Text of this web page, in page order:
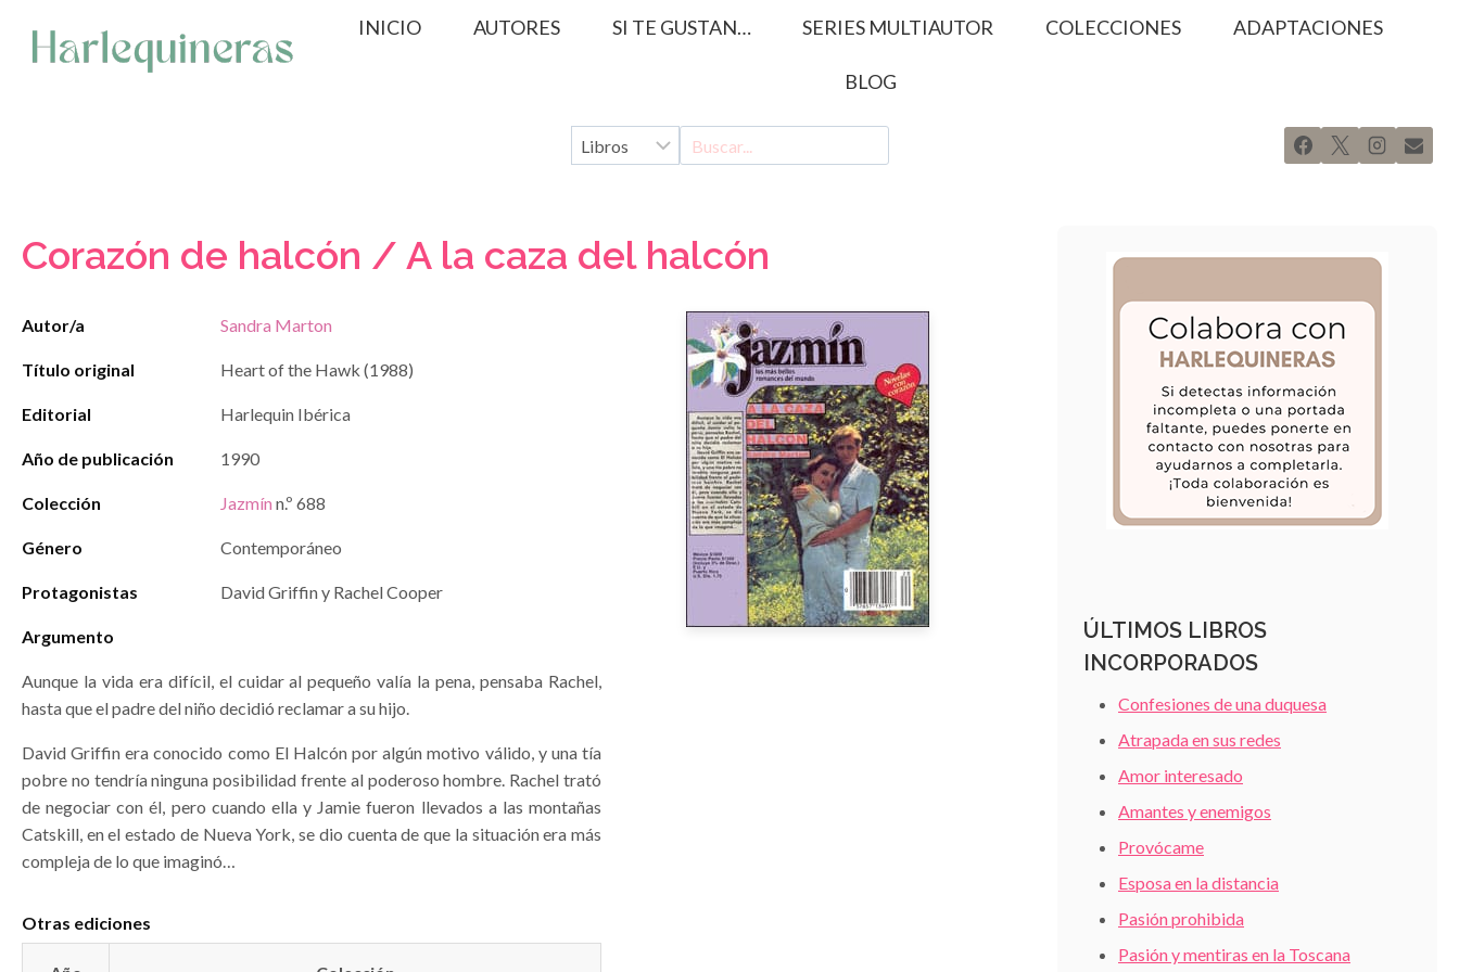
contenido
INICIO AUTORES SI TE GUSTAN… SERIES MULTIAUTOR COLECCIONES ADAPTACIONES
BLOG
Corazón de halcón / A la caza del halcón
Autor/a Sandra Marton
Título original Heart of the Hawk (1988)
Editorial Harlequin Ibérica
Año de publicación 1990
Colección Jazmín n.º 688
Género Contemporáneo
Protagonistas David Griffin y Rachel Cooper
Argumento
Aunque la vida era difícil, el cuidar al pequeño valía la pena, pensaba Rachel,
hasta que el padre del niño decidió reclamar a su hijo.
David Griffin era conocido como El Halcón por algún motivo válido, y una tía
pobre no tendría ninguna posibilidad frente al poderoso hombre. Rachel trató
de negociar con él, pero cuando ella y Jamie fueron llevados a las montañas
Catskill, en el estado de Nueva York, se dio cuenta de que la situación era más
compleja de lo que imaginó…
Otras ediciones
ÚLTIMOS LIBROS
INCORPORADOS
Confesiones de una duquesa
Atrapada en sus redes
Amor interesado
Amantes y enemigos
Provócame
Esposa en la distancia
Pasión prohibida
Pasión y mentiras en la Toscana